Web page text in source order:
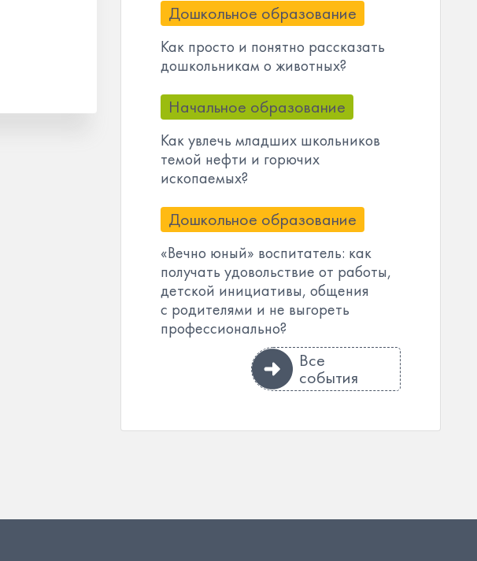
Дошкольное образование
Как просто и понятно рассказать
дошкольникам о животных?
Начальное образование
Как увлечь младших школьников
темой нефти и горючих
ископаемых?
Дошкольное образование
«Вечно юный» воспитатель: как
получать удовольствие от работы,
детской инициативы, общения
с родителями и не выгореть
профессионально?
Все
события